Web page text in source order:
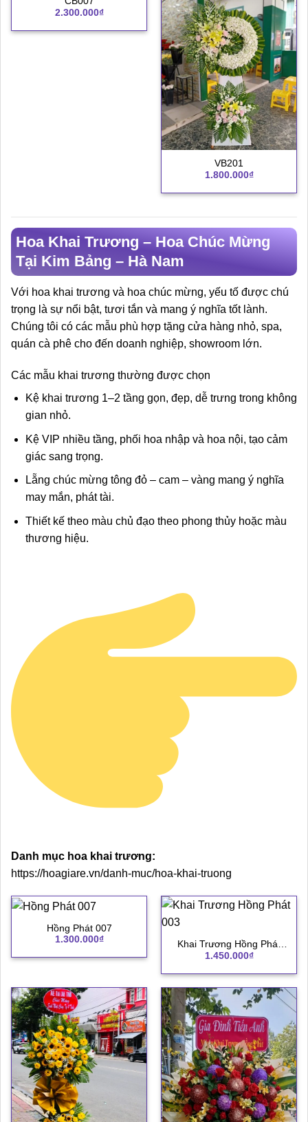
2.300.000₫
VB201
1.800.000₫
Hoa Khai Trương – Hoa Chúc Mừng
Tại Kim Bảng – Hà Nam
Với hoa khai trương và hoa chúc mừng, yếu tố được chú
trọng là sự nổi bật, tươi tắn và mang ý nghĩa tốt lành.
Chúng tôi có các mẫu phù hợp tặng cửa hàng nhỏ, spa,
quán cà phê cho đến doanh nghiệp, showroom lớn.
Các mẫu khai trương thường được chọn
Kệ khai trương 1–2 tầng gọn, đẹp, dễ trưng trong không
gian nhỏ.
Kệ VIP nhiều tầng, phối hoa nhập và hoa nội, tạo cảm
giác sang trọng.
Lẵng chúc mừng tông đỏ – cam – vàng mang ý nghĩa
may mắn, phát tài.
Thiết kế theo màu chủ đạo theo phong thủy hoặc màu
thương hiệu.
Danh mục hoa khai trương:
https://hoagiare.vn/danh-muc/hoa-khai-truong
Hồng Phát 007
1.300.000₫
Khai Trương Hồng Phát
003
1.450.000₫